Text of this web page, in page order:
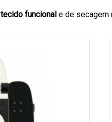
tecido funcional e de secagem